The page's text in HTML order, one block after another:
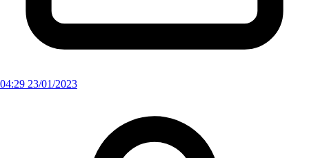
04:29 23/01/2023